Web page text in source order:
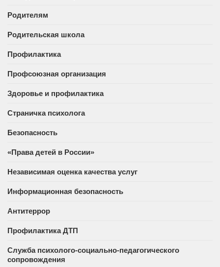
Родителям
Родительская школа
Профилактика
Профсоюзная организация
Здоровье и профилактика
Страничка психолога
Безопасность
«Права детей в России»
Независимая оценка качества услуг
Информационная безопасность
Антитеррор
Профилактика ДТП
Служба психолого-социально-педагогического
сопровождения